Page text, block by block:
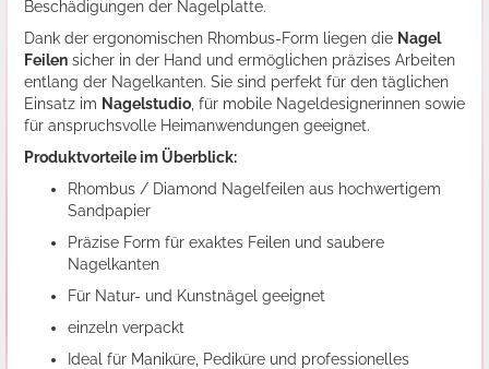
Beschädigungen der Nagelplatte.
Dank der ergonomischen Rhombus-Form liegen die Nagel
Feilen sicher in der Hand und ermöglichen präzises Arbeiten
entlang der Nagelkanten. Sie sind perfekt für den täglichen
Einsatz im Nagelstudio , für mobile Nageldesignerinnen sowie
für anspruchsvolle Heimanwendungen geeignet.
Produktvorteile im Überblick:
Rhombus / Diamond Nagelfeilen aus hochwertigem
Sandpapier
Präzise Form für exaktes Feilen und saubere
Nagelkanten
Für Natur- und Kunstnägel geeignet
einzeln verpackt
Ideal für Maniküre, Pediküre und professionelles